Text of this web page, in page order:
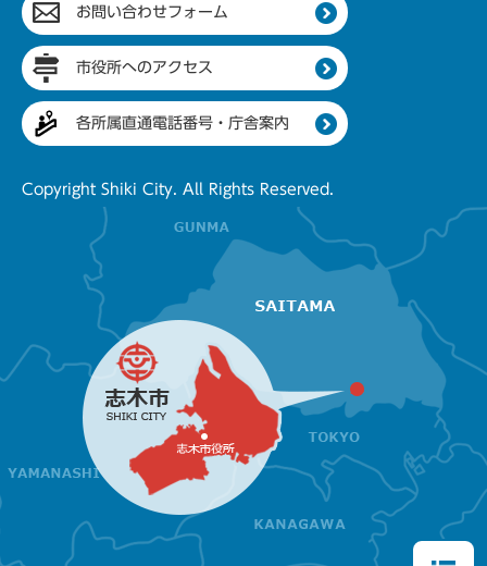
お問い合わせフォーム
市役所へのアクセス
各所属直通電話番号・庁舎案内
Copyright Shiki City. All Rights Reserved.